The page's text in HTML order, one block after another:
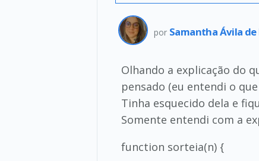
por Samantha Ávila
Olhando a explicação do
pensado (eu entendi o
Tinha esquecido dela e
Somente entendi com a
function sorteia(n) {